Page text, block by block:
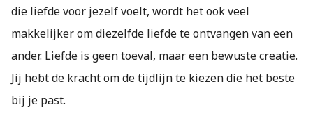
die liefde voor jezelf voelt, wordt het ook veel
makkelijker om diezelfde liefde te ontvangen van een
ander. Liefde is geen toeval, maar een bewuste creatie.
Jij hebt de kracht om de tijdlijn te kiezen die het beste
bij je past.